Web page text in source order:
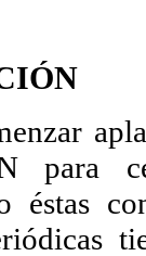
para
éstas